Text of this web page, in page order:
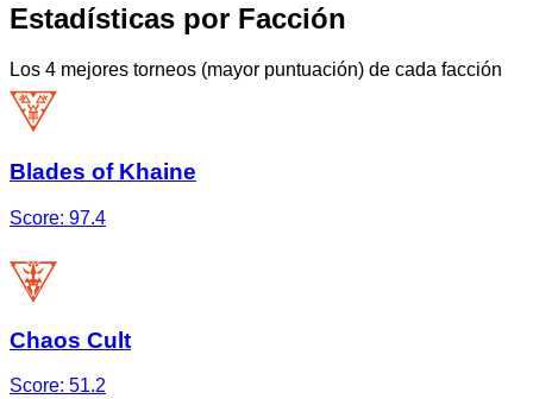
Estadísticas por Facción
Los 4 mejores torneos (mayor puntuación) de cada facción
Blades of Khaine
Score: 97.4
Chaos Cult
Score: 51.2